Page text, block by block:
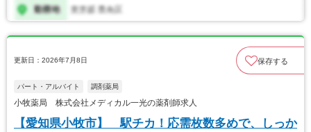
更新日：2026年7月8日 保存する
パート・アルバイト 調剤薬局
小牧薬局 株式会社メディカル一光の薬剤師求人
【愛知県小牧市】 駅チカ！応需枚数多めで、しっか